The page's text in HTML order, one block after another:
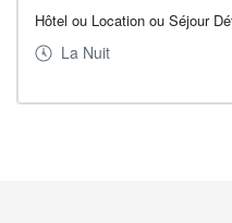
Hôtel ou Location ou Séjour
La Nuit